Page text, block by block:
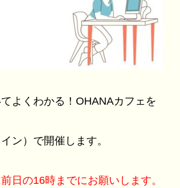
よくわかる！OHANAカフェを
ン）で開催します。
日の16時までにお願いします。